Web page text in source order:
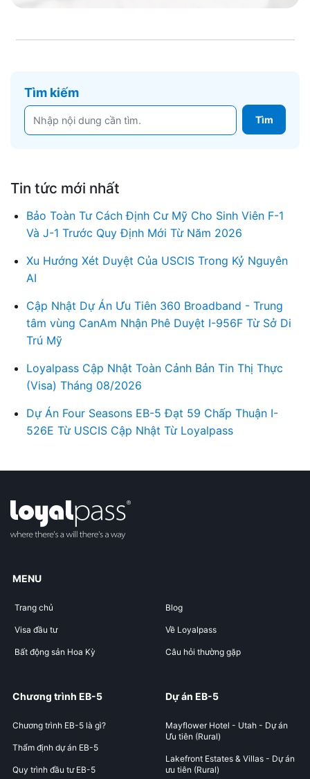
Tìm kiếm
Tin tức mới nhất
Bảo Toàn Tư Cách Định Cư Mỹ Cho Sinh Viên F-1
Và J-1 Trước Quy Định Mới Từ Năm 2026
Xu Hướng Xét Duyệt Của USCIS Trong Kỷ Nguyên
AI
Cập Nhật Dự Án Ưu Tiên 360 Broadband - Trung
tâm vùng CanAm Nhận Phê Duyệt I-956F Từ Sở Di
Trú Mỹ
Loyalpass Cập Nhật Toàn Cảnh Bản Tin Thị Thực
(Visa) Tháng 08/2026
Dự Án Four Seasons EB-5 Đạt 59 Chấp Thuận I-
526E Từ USCIS Cập Nhật Từ Loyalpass
MENU
Trang chủ
Visa đầu tư
Bất động sản Hoa Kỳ
Blog
Về Loyalpass
Câu hỏi thường gặp
Chương trình EB-5
Chương trình EB-5 là gì?
Thẩm định dự án EB-5
Quy trình đầu tư EB-5
Dự án EB-5
Mayflower Hotel - Utah - Dự án
Ưu tiên (Rural)
Lakefront Estates & Villas - Dự án
ưu tiên (Rural)